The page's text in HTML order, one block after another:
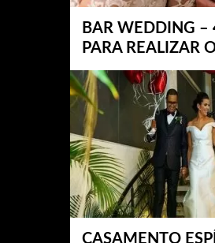
BAR WEDDING –
PARA REALIZAR
CASAMENTO